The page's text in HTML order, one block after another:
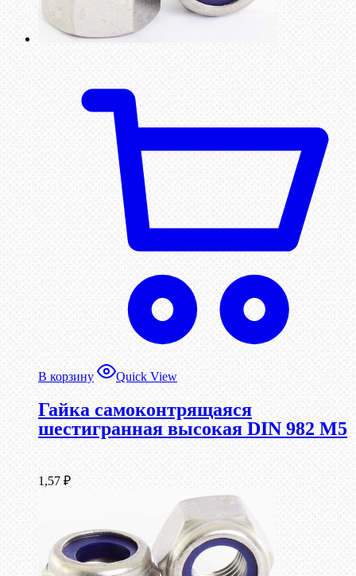
В корзину Quick View
Гайка самоконтрящаяся
шестигранная высокая DIN 982 М5
1,57 ₽